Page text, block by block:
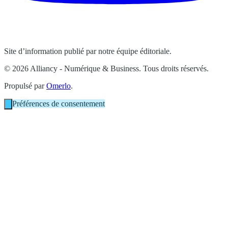
Site d’information publié par notre équipe éditoriale.
© 2026 Alliancy - Numérique & Business. Tous droits réservés.
Propulsé parOmerlo.
Préférences de consentement